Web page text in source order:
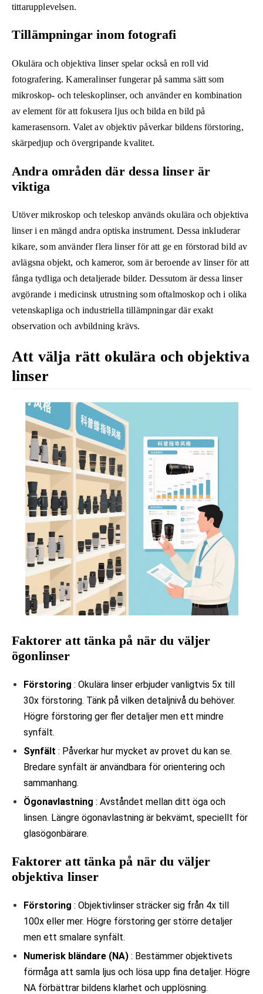
tittarupplevelsen.
Tillämpningar inom fotografi
Okulära och objektiva linser spelar också en roll vid
fotografering. Kameralinser fungerar på samma sätt som
mikroskop- och teleskoplinser, och använder en kombination
av element för att fokusera ljus och bilda en bild på
kamerasensorn. Valet av objektiv påverkar bildens förstoring,
skärpedjup och övergripande kvalitet.
Andra områden där dessa linser är
viktiga
Utöver mikroskop och teleskop används okulära och objektiva
linser i en mängd andra optiska instrument. Dessa inkluderar
kikare, som använder flera linser för att ge en förstorad bild av
avlägsna objekt, och kameror, som är beroende av linser för att
fånga tydliga och detaljerade bilder. Dessutom är dessa linser
avgörande i medicinsk utrustning som oftalmoskop och i olika
vetenskapliga och industriella tillämpningar där exakt
observation och avbildning krävs.
Att välja rätt okulära och objektiva
linser
Faktorer att tänka på när du väljer
ögonlinser
Förstoring : Okulära linser erbjuder vanligtvis 5x till
30x förstoring. Tänk på vilken detaljnivå du behöver.
Högre förstoring ger fler detaljer men ett mindre
synfält.
Synfält : Påverkar hur mycket av provet du kan se.
Bredare synfält är användbara för orientering och
sammanhang.
Ögonavlastning : Avståndet mellan ditt öga och
linsen. Längre ögonavlastning är bekvämt, speciellt för
glasögonbärare.
Faktorer att tänka på när du väljer
objektiva linser
Förstoring : Objektivlinser sträcker sig från 4x till
100x eller mer. Högre förstoring ger större detaljer
men ett smalare synfält.
Numerisk bländare (NA) : Bestämmer objektivets
förmåga att samla ljus och lösa upp fina detaljer. Högre
NA förbättrar bildens klarhet och upplösning.